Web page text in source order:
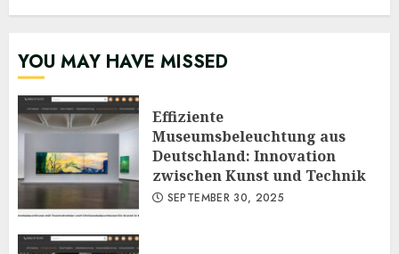
YOU MAY HAVE MISSED
Effiziente
Museumsbeleuchtung aus
Deutschland: Innovation
zwischen Kunst und Technik
SEPTEMBER 30, 2025